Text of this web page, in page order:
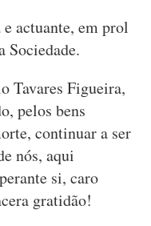
actuante, em prol
Sociedade.
Tavares Figueira,
pelos bens
continuar a ser
nós, aqui
si, caro
gratidão!